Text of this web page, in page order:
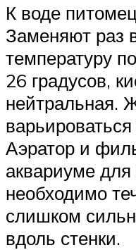
К воде
Заменяют раз
температуру
26 градусов,
нейтральная.
Аэратор и
аквариуме
необходимо
слишком
вдоль стенки.